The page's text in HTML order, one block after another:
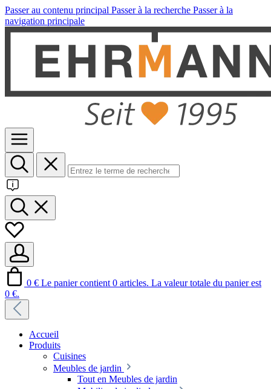
Passer au contenu principal Passer à la recherche Passer à la
navigation principale
0 € Le panier contient 0 articles. La valeur totale du panier est
0 €.
Accueil
Produits
Cuisines
Meubles de jardin
Tout en Meubles de jardin